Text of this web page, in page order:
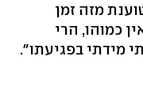
מזה זמן
כמוהו, הרי
מידתי בפגיעתו".